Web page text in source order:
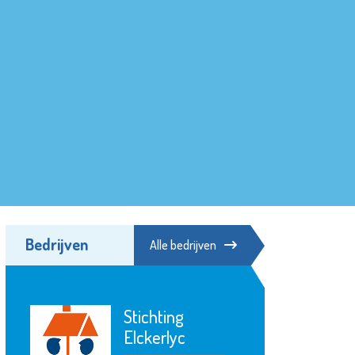
Bedrijven Alle bedrijven
Stichting
Elckerlyc